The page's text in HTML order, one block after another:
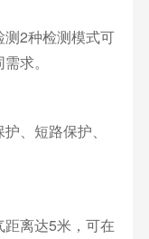
2种检测模式可
求。
、短路保护、
离达5米，可在